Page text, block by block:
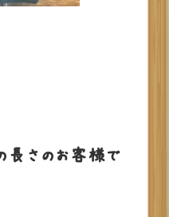
長さのお客様で